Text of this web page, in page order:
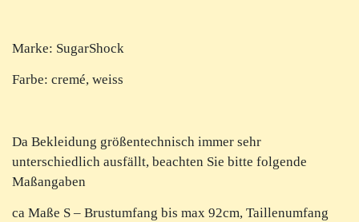
Marke: SugarShock
Farbe: cremé, weiss
Da Bekleidung größentechnisch immer sehr
unterschiedlich ausfällt, beachten Sie bitte folgende
Maßangaben
ca Maße S – Brustumfang bis max 92cm, Taillenumfang